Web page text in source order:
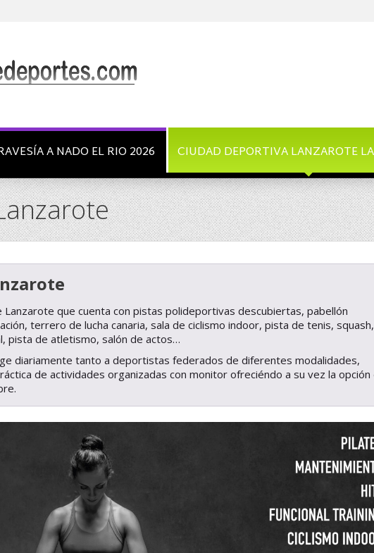
A NADO EL RIO 2026 CIUDAD DEPORTIVA LANZAROTE
que cuenta con pistas polideportivas descubiertas, pabellón
terrero de lucha canaria, sala de ciclismo indoor, pista de tenis, squash,
pista de atletismo, salón de actos…
diariamente tanto a deportistas federados de diferentes modalidades,
de actividades organizadas con monitor ofreciéndo a su vez la opción